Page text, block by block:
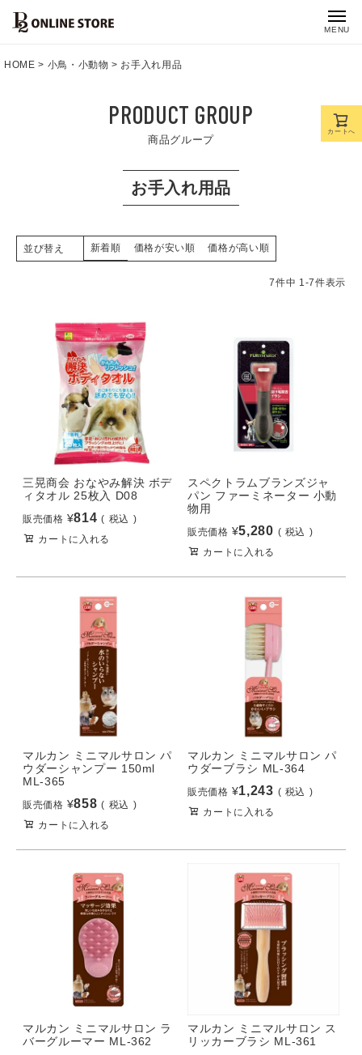
MENU
HOME 小鳥・小動物 お手入れ用品
PRODUCT GROUP
商品グループ
お手入れ用品
並び替え 新着順 価格が安い順 価格が高い順
7件中 1-7件表示
三晃商会 おなやみ解決 ボデ
ィタオル 25枚入 D08
販売価格 ¥814
税込
カートに入れる
スペクトラムブランズジャ
パン ファーミネーター 小動
物用
販売価格 ¥5,280
税込
カートに入れる
マルカン ミニマルサロン パ
ウダーシャンプー 150ml
ML-365
販売価格 ¥858
税込
カートに入れる
マルカン ミニマルサロン パ
ウダーブラシ ML-364
販売価格 ¥1,243
税込
カートに入れる
マルカン ミニマルサロン ラ
バーグルーマー ML-362
マルカン ミニマルサロン ス
リッカーブラシ ML-361
カートへ